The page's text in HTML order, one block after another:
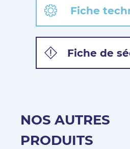
Fiche
Fiche de
NOS AUTRES
PRODUITS